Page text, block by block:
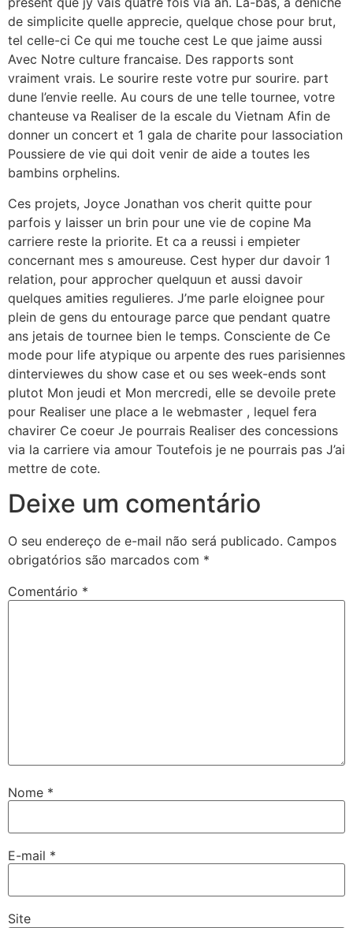
de simplicite quelle apprecie, quelque chose pour brut,
tel celle-ci Ce qui me touche cest Le que jaime aussi
Avec Notre culture francaise. Des rapports sont
vraiment vrais. Le sourire reste votre pur sourire. part
dune l’envie reelle. Au cours de une telle tournee, votre
chanteuse va Realiser de la escale du Vietnam Afin de
donner un concert et 1 gala de charite pour lassociation
Poussiere de vie qui doit venir de aide a toutes les
bambins orphelins.
Ces projets, Joyce Jonathan vos cherit quitte pour
parfois y laisser un brin pour une vie de copine Ma
carriere reste la priorite. Et ca a reussi i empieter
concernant mes s amoureuse. Cest hyper dur davoir 1
relation, pour approcher quelquun et aussi davoir
quelques amities regulieres. J’me parle eloignee pour
plein de gens du entourage parce que pendant quatre
ans jetais de tournee bien le temps. Consciente de Ce
mode pour life atypique ou arpente des rues parisiennes
dinterviewes du show case et ou ses week-ends sont
plutot Mon jeudi et Mon mercredi, elle se devoile prete
pour Realiser une place a le webmaster , lequel fera
chavirer Ce coeur Je pourrais Realiser des concessions
via la carriere via amour Toutefois je ne pourrais pas J’ai
mettre de cote.
Deixe um comentário
O seu endereço de e-mail não será publicado. Campos
obrigatórios são marcados com *
Comentário *
Nome *
E-mail *
Site